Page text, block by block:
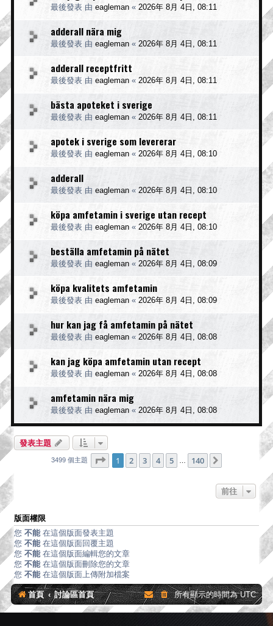
最後發表 由 eagleman « 2026年 8月 4日, 08:11
adderall nära mig
最後發表 由 eagleman « 2026年 8月 4日, 08:11
adderall receptfritt
最後發表 由 eagleman « 2026年 8月 4日, 08:11
bästa apoteket i sverige
最後發表 由 eagleman « 2026年 8月 4日, 08:11
apotek i sverige som levererar
最後發表 由 eagleman « 2026年 8月 4日, 08:10
adderall
最後發表 由 eagleman « 2026年 8月 4日, 08:10
köpa amfetamin i sverige utan recept
最後發表 由 eagleman « 2026年 8月 4日, 08:10
beställa amfetamin på nätet
最後發表 由 eagleman « 2026年 8月 4日, 08:09
köpa kvalitets amfetamin
最後發表 由 eagleman « 2026年 8月 4日, 08:09
hur kan jag få amfetamin på nätet
最後發表 由 eagleman « 2026年 8月 4日, 08:08
kan jag köpa amfetamin utan recept
最後發表 由 eagleman « 2026年 8月 4日, 08:08
amfetamin nära mig
最後發表 由 eagleman « 2026年 8月 4日, 08:08
發表主題
3499 個主題 1 頁 (共140頁)
1 2 3 4 5 140
前往
版面權限
您 不能 在這個版面發表主題
您 不能 在這個版面回覆主題
您 不能 在這個版面編輯您的文章
您 不能 在這個版面刪除您的文章
您 不能 在這個版面上傳附加檔案
首頁 討論區首頁 所有顯示的時間為UTC